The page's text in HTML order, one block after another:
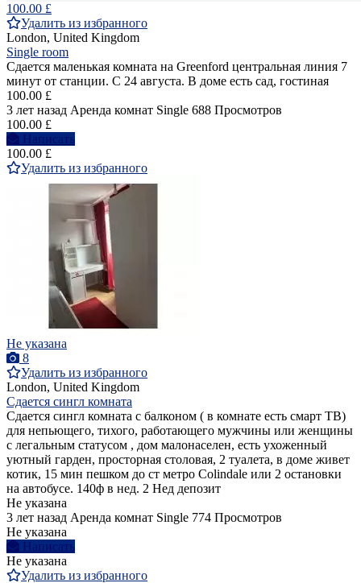
100.00 £
Удалить из избранного
London, United Kingdom
Single room
Сдается маленькая комната на Greenford центральная линия 7
минут от станции. С 24 августа. В доме есть сад, гостиная
100.00 £
3 лет назад Аренда комнат Single 688 Просмотров
100.00 £
Написать
100.00 £
Удалить из избранного
Не указана
8
Удалить из избранного
London, United Kingdom
Сдается сингл комната
Сдается сингл комната с балконом ( в комнате есть смарт ТВ)
для непьющего, тихого, работающего мужчины или женщины
с легальным статусом , дом малонаселен, есть ухоженный
уютный гарден, просторная столовая, 2 туалета, в доме живет
котик, 15 мин пешком до ст метро Colindale или 2 остановки
на автобусе. 140ф в нед. 2 Нед депозит
Не указана
3 лет назад Аренда комнат Single 774 Просмотров
Не указана
Написать
Не указана
Удалить из избранного